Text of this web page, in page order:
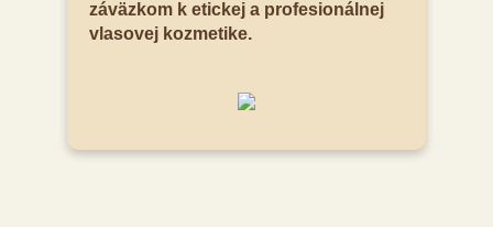
záväzkom k etickej a profesionálnej
vlasovej kozmetike.